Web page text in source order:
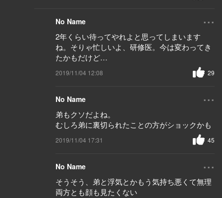
No Name ...
2年くらい待ってやれよと思ってしまいます
ね。そりゃ忙しいよ、研修医。今は変わってき
たかもだけど…
2019/11/04 12:08 29
No Name ...
弟もクソだよね。
むしろ弟に裏切られたことの方がショックかも
2019/11/04 17:31 45
No Name ...
そうそう、弟と浮気とかもう気持ち悪くて無理
両方とも顔も見たくない